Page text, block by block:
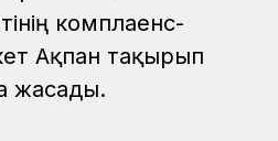
комплаенс-
Ақпан тақырып
жасады.